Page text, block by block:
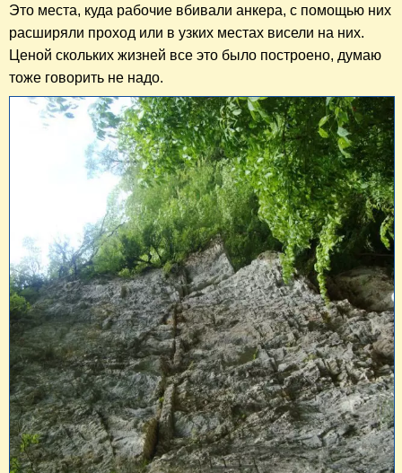
Это места, куда рабочие вбивали анкера, с помощью них
расширяли проход или в узких местах висели на них.
Ценой скольких жизней все это было построено, думаю
тоже говорить не надо.